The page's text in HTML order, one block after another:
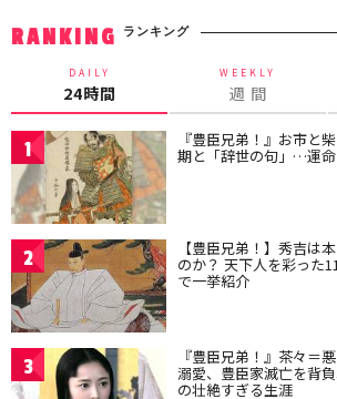
RANKING ランキング
DAILY
24時間
WEEKLY
週 間
1 『豊臣兄弟！』お市と
期と「辞世の句」…運
2 【豊臣兄弟！】秀吉は
のか？ 天下人を彩った
で一挙紹介
3 『豊臣兄弟！』茶々＝
溺愛、豊臣家滅亡を背
の壮絶すぎる生涯